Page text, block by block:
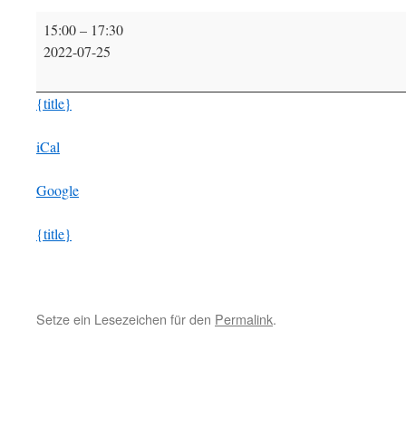
Repair-
Café
15:00– 17:30
2022-07-25
{title}
iCal
Google
{title}
Setze ein Lesezeichen für den Permalink.